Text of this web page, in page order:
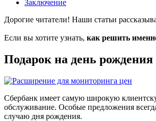
Заключение
Дорогие читатели! Наши статьи
Если вы хотите узнать, как решить
Подарок на день рождения
Сбербанк имеет самую широкую
обслуживание. Особые предложения
случаю дня рождения.